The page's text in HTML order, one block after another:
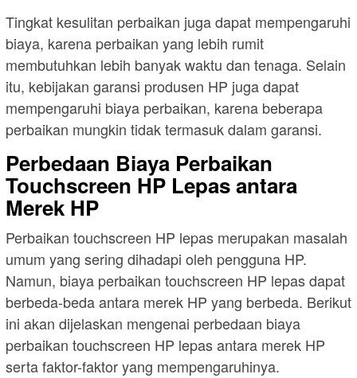
Tingkat kesulitan perbaikan juga dapat mempengaruhi
biaya, karena perbaikan yang lebih rumit
membutuhkan lebih banyak waktu dan tenaga. Selain
itu, kebijakan garansi produsen HP juga dapat
mempengaruhi biaya perbaikan, karena beberapa
perbaikan mungkin tidak termasuk dalam garansi.
Perbedaan Biaya Perbaikan
Touchscreen HP Lepas antara
Merek HP
Perbaikan touchscreen HP lepas merupakan masalah
umum yang sering dihadapi oleh pengguna HP.
Namun, biaya perbaikan touchscreen HP lepas dapat
berbeda-beda antara merek HP yang berbeda. Berikut
ini akan dijelaskan mengenai perbedaan biaya
perbaikan touchscreen HP lepas antara merek HP
serta faktor-faktor yang mempengaruhinya.